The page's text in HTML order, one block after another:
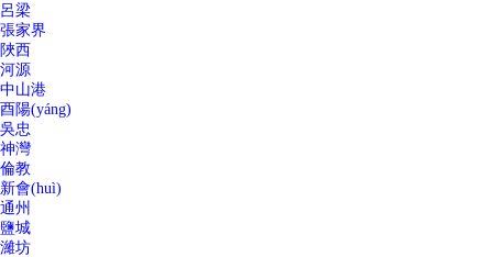
呂梁
張家界
陜西
河源
中山港
酉陽(yáng)
吳忠
神灣
倫教
新會(huì)
通州
鹽城
濰坊